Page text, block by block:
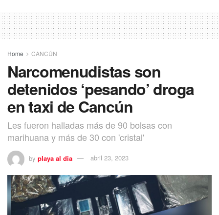
Home CANCÚN
Narcomenudistas son
detenidos ‘pesando’ droga
en taxi de Cancún
Les fueron halladas más de 90 bolsas con
marihuana y más de 30 con 'cristal'
by playa al dia abril 23, 2023